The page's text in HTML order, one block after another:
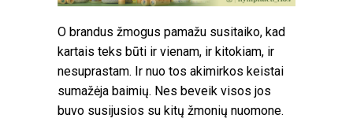
O brandus žmogus pamažu susitaiko, kad
kartais teks būti ir vienam, ir kitokiam, ir
nesuprastam. Ir nuo tos akimirkos keistai
sumažėja baimių. Nes beveik visos jos
buvo susijusios su kitų žmonių nuomone.